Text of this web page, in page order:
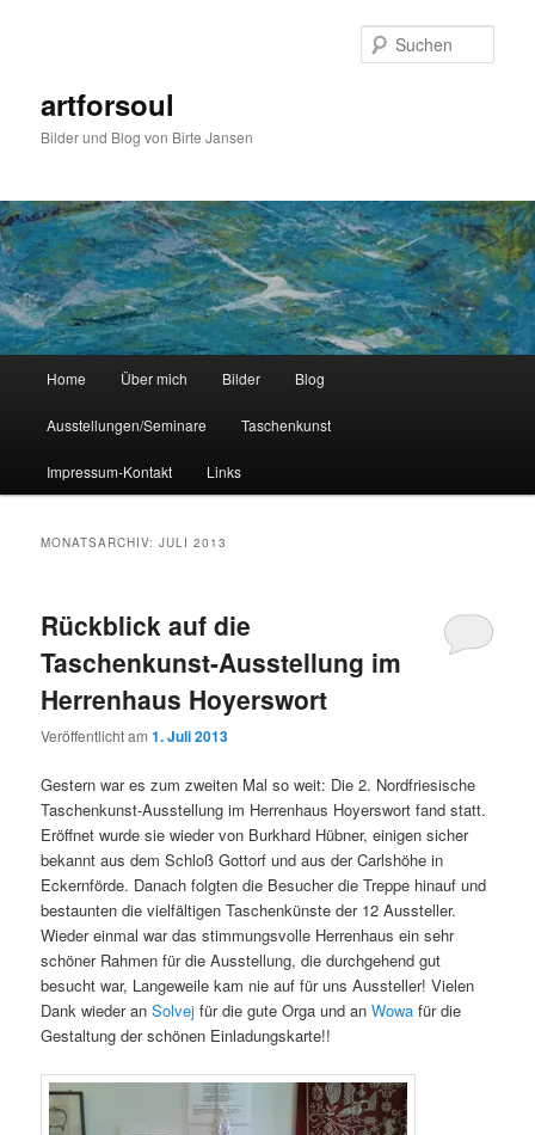
artforsoul
Bilder und Blog von Birte Jansen
Home Über mich Bilder Blog
Ausstellungen/Seminare Taschenkunst
Impressum-Kontakt Links
MONATSARCHIV:JULI 2013
Rückblick auf die
Taschenkunst-Ausstellung im
Herrenhaus Hoyerswort
Veröffentlicht am1. Juli 2013
Gestern war es zum zweiten Mal so weit: Die 2. Nordfriesische
Taschenkunst-Ausstellung im Herrenhaus Hoyerswort fand statt.
Eröffnet wurde sie wieder von Burkhard Hübner, einigen sicher
bekannt aus dem Schloß Gottorf und aus der Carlshöhe in
Eckernförde. Danach folgten die Besucher die Treppe hinauf und
bestaunten die vielfältigen Taschenkünste der 12 Aussteller.
Wieder einmal war das stimmungsvolle Herrenhaus ein sehr
schöner Rahmen für die Ausstellung, die durchgehend gut
besucht war, Langeweile kam nie auf für uns Aussteller! Vielen
Dank wieder anSolvej für die gute Orga und anWowa für die
Gestaltung der schönen Einladungskarte!!